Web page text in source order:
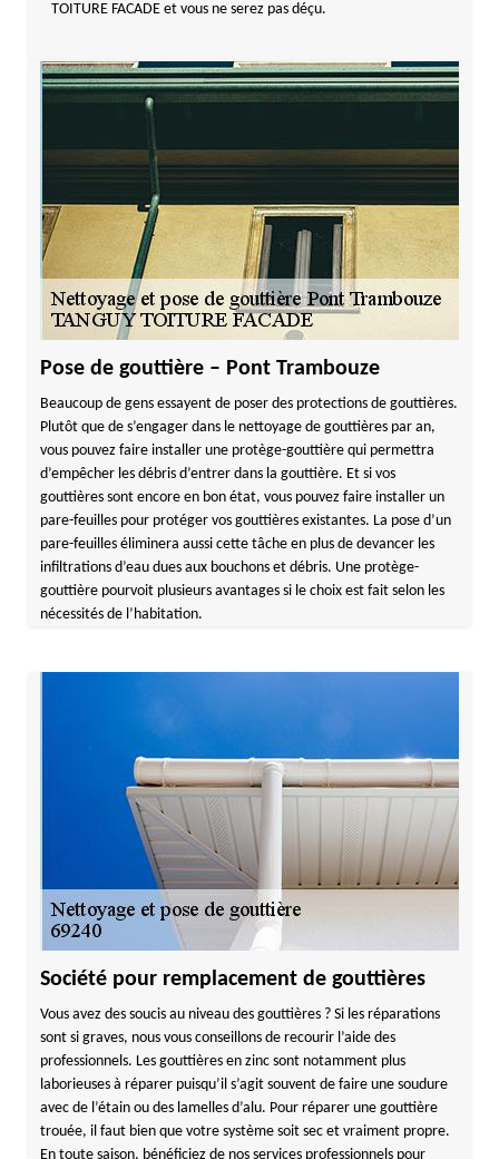
TOITURE FACADE et vous ne serez pas déçu.
Pose de gouttière – Pont Trambouze
Beaucoup de gens essayent de poser des protections de gouttières.
Plutôt que de s’engager dans le nettoyage de gouttières par an,
vous pouvez faire installer une protège-gouttière qui permettra
d’empêcher les débris d’entrer dans la gouttière. Et si vos
gouttières sont encore en bon état, vous pouvez faire installer un
pare-feuilles pour protéger vos gouttières existantes. La pose d’un
pare-feuilles éliminera aussi cette tâche en plus de devancer les
infiltrations d’eau dues aux bouchons et débris. Une protège-
gouttière pourvoit plusieurs avantages si le choix est fait selon les
nécessités de l’habitation.
Société pour remplacement de gouttières
Vous avez des soucis au niveau des gouttières ? Si les réparations
sont si graves, nous vous conseillons de recourir l’aide des
professionnels. Les gouttières en zinc sont notamment plus
laborieuses à réparer puisqu’il s’agit souvent de faire une soudure
avec de l’étain ou des lamelles d’alu. Pour réparer une gouttière
trouée, il faut bien que votre système soit sec et vraiment propre.
En toute saison, bénéficiez de nos services professionnels pour